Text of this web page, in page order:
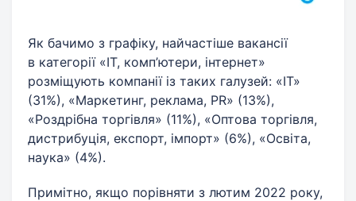
Як бачимо з графіку, найчастіше вакансії
в категорії «ІТ, комп’ютери, інтернет»
розміщують компанії із таких галузей: «ІТ»
(31%), «Маркетинг, реклама, PR» (13%),
«Роздрібна торгівля» (11%), «Оптова торгівля,
дистрибуція, експорт, імпорт» (6%), «Освіта,
наука» (4%).
Примітно, якщо порівняти з лютим 2022 року,